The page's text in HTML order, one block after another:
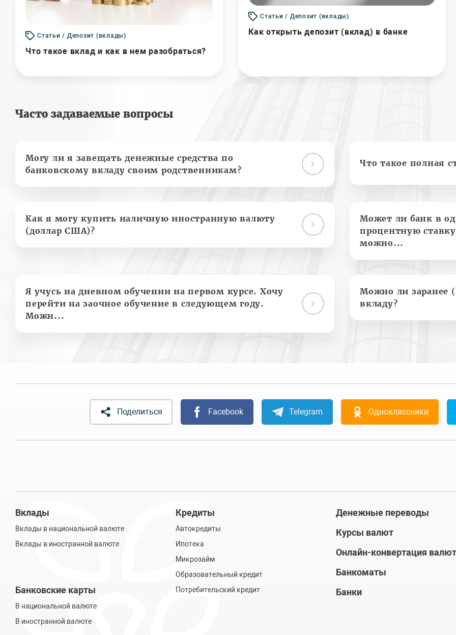
Статьи / Депозит (вклады)
Что такое вклад и как в нем разобраться?
Статьи / Депозит (вклады)
Как открыть депозит (вклад) в банке
Часто задаваемые вопросы
Могу ли я завещать денежные средства по
банковскому вкладу своим родственникам?
Что такое полная
Как я могу купить наличную иностранную валюту
(доллар США)?
Может ли банк в
процентную
можно...
Я учусь на дневном обучении на первом курсе. Хочу
перейти на заочное обучение в следующем году.
Можн...
Можно ли заранее
вкладу?
Поделиться Facebook Telegram Одноклассники
Вклады
Вклады в национальной валюте
Вклады в иностранной валюте
Банковские карты
В национальной валюте
В иностранной валюте
Кредиты
Автокредиты
Ипотека
Микрозайм
Образовательный кредит
Потребительский кредит
Денежные переводы
Курсы валют
Онлайн-конвертация
Банкоматы
Банки